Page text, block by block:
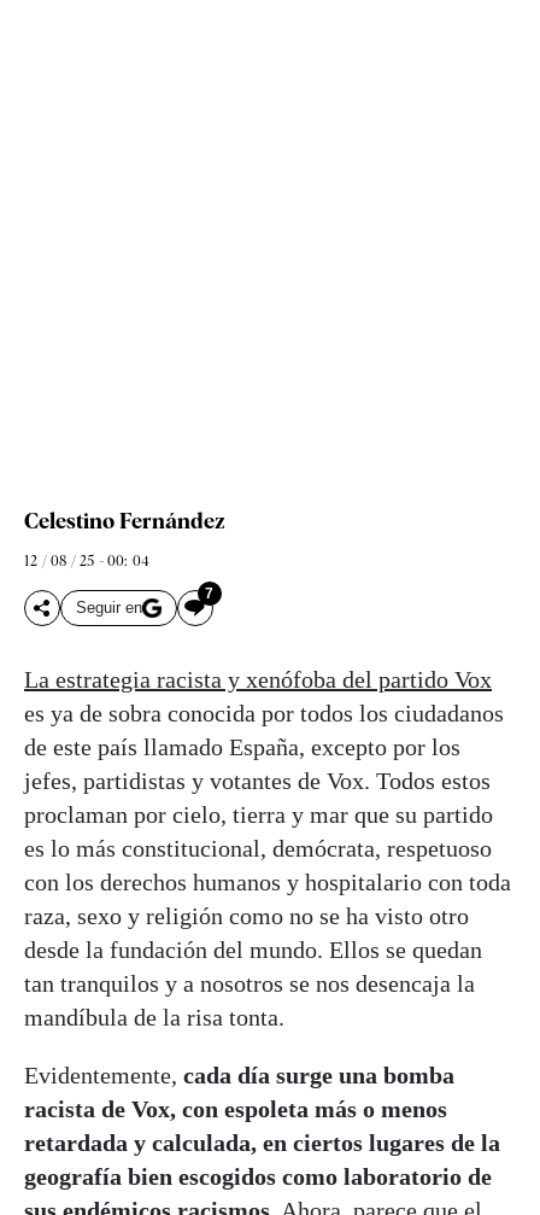
Celestino Fernández
12 / 08 / 25 - 00: 04
Seguir en
7
La estrategia racista y xenófoba del partido Vox
es ya de sobra conocida por todos los ciudadanos
de este país llamado España, excepto por los
jefes, partidistas y votantes de Vox. Todos estos
proclaman por cielo, tierra y mar que su partido
es lo más constitucional, demócrata, respetuoso
con los derechos humanos y hospitalario con toda
raza, sexo y religión como no se ha visto otro
desde la fundación del mundo. Ellos se quedan
tan tranquilos y a nosotros se nos desencaja la
mandíbula de la risa tonta.
Evidentemente, cada día surge una bomba
racista de Vox, con espoleta más o menos
retardada y calculada, en ciertos lugares de la
geografía bien escogidos como laboratorio de
sus endémicos racismos. Ahora, parece que el